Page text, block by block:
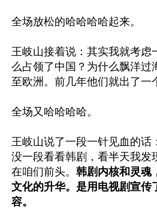
全场放松的哈哈哈哈起来。
王岐山接着说：其实我就考虑
么占领了中国？为什么飘洋过
至欧洲。前几年他们就出了一
全场又哈哈哈哈。
王岐山说了一段一针见血的话
没一段看看韩剧，看半天我发
在咱们前头。 韩剧内核和灵魂
文化的升华。是用电视剧宣传
容。